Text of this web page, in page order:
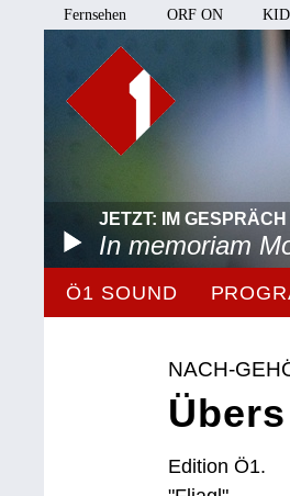
Fernsehen ORF ON
JETZT: IM GESPRÄCH
In memoriam
Ö1 SOUND
NACH-
Edition Ö1.